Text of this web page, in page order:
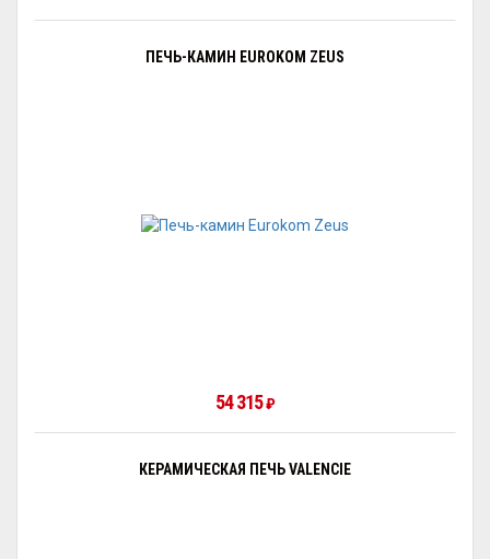
ПЕЧЬ-КАМИН EUROKOM ZEUS
54 315₽
КЕРАМИЧЕСКАЯ ПЕЧЬ VALENCIE